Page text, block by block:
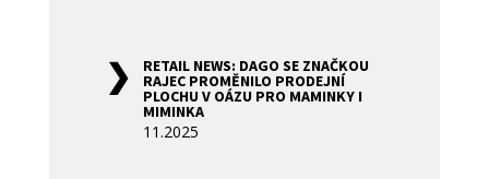
RETAIL NEWS: DAGO SE ZNAČKOU
RAJEC PROMĚNILO PRODEJNÍ
PLOCHU V OÁZU PRO MAMINKY I
MIMINKA
11.2025